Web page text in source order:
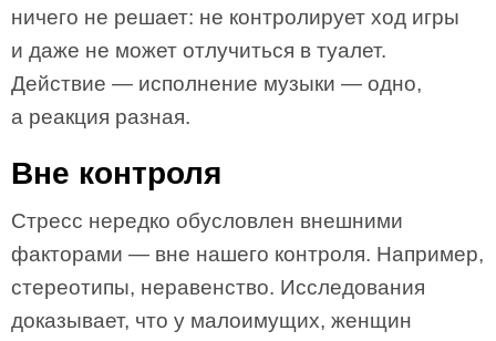
ничего не решает: не контролирует ход игры
и даже не может отлучиться в туалет.
Действие — исполнение музыки — одно,
а реакция разная.
Вне контроля
Стресс нередко обусловлен внешними
факторами — вне нашего контроля. Например,
стереотипы, неравенство. Исследования
доказывает, что у малоимущих, женщин